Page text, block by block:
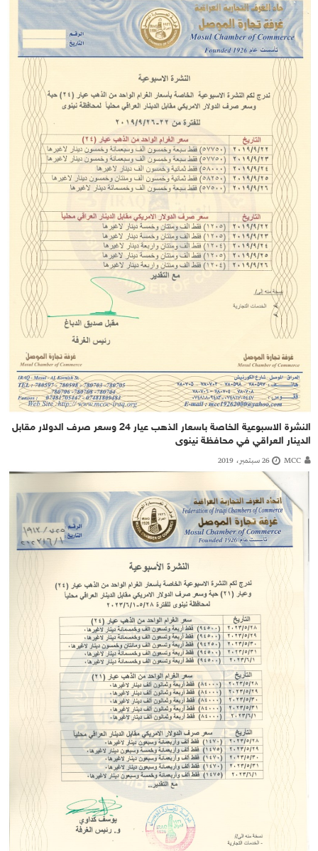
النشرة الاسبوعية الخاصة باسعار الذهب عيار 24 وسعر صرف الدولار مقابل
الدينار العراقي في محافظة نينوى
MCC 26 سبتمبر، 2019